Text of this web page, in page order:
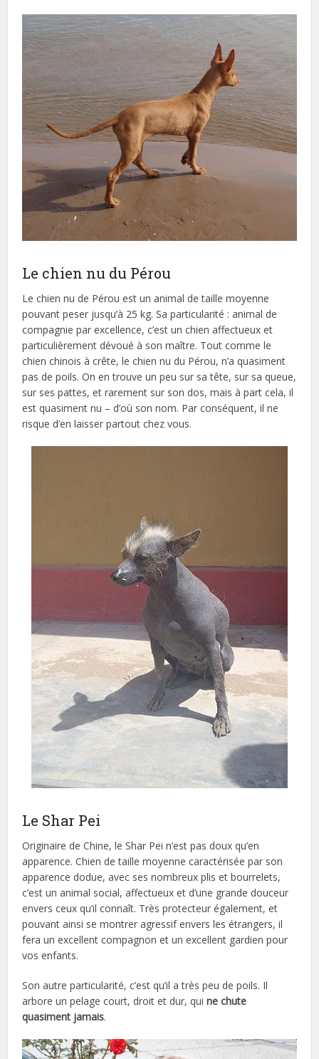
Le chien nu du Pérou
Le chien nu de Pérou est un animal de taille moyenne
pouvant peser jusqu’à 25 kg. Sa particularité : animal de
compagnie par excellence, c’est un chien affectueux et
particulièrement dévoué à son maître. Tout comme le
chien chinois à crête, le chien nu du Pérou, n’a quasiment
pas de poils. On en trouve un peu sur sa tête, sur sa queue,
sur ses pattes, et rarement sur son dos, mais à part cela, il
est quasiment nu – d’où son nom. Par conséquent, il ne
risque d’en laisser partout chez vous.
Le Shar Pei
Originaire de Chine, le Shar Pei n’est pas doux qu’en
apparence. Chien de taille moyenne caractérisée par son
apparence dodue, avec ses nombreux plis et bourrelets,
c’est un animal social, affectueux et d’une grande douceur
envers ceux qu’il connaît. Très protecteur également, et
pouvant ainsi se montrer agressif envers les étrangers, il
fera un excellent compagnon et un excellent gardien pour
vos enfants.
Son autre particularité, c’est qu’il a très peu de poils. Il
arbore un pelage court, droit et dur, quine chute
quasiment jamais.